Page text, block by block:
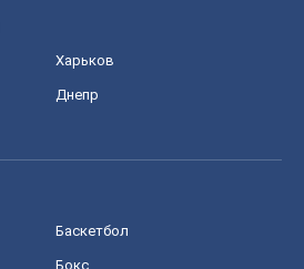
Харьков
Днепр
Баскетбол
Бокс